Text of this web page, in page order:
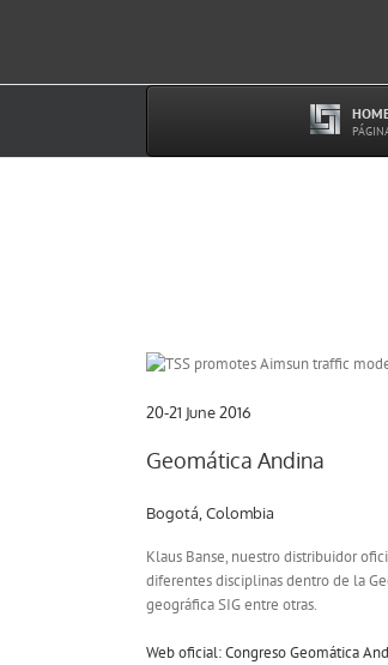
conteúdo
20-21 June 2016
Geomática Andina
Bogotá, Colombia
Klaus Banse, nuestro distribuidor
diferentes disciplinas dentro de la
geográfica SIG entre otras.
Web oficial: Congreso Geomática